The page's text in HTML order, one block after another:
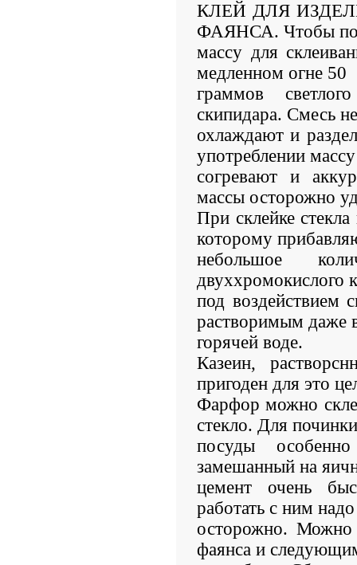
КЛЕЙ ДЛЯ
ФАЯНСА. Чтобы
массу для
медленном огне 50
граммов
скипидара. Смесь
охлаждают и
употреблении массу
согревают и
массы осторожно
При склейке
которому
небольшое
двуххромокислого
под воздействием
растворимым даже
горячей воде.
Казеин,
пригоден для это
Фарфор можно
стекло. Для починки
посуды
замешанный на
цемент очень
работать с ним
осторожно. Можно
фаянса и